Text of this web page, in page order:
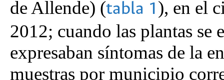
de Allende) (tabla 1), en el
2012; cuando las plantas
expresaban síntomas de la
muestras por municipio